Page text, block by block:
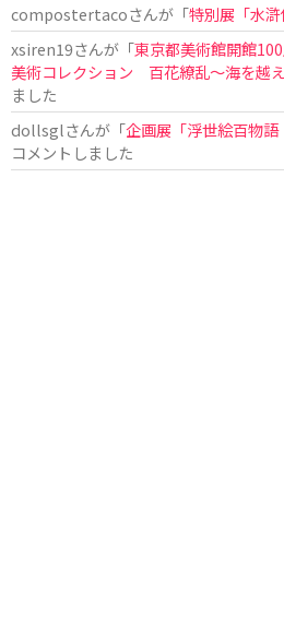
compostertacoさんが「特別展「水滸
xsiren19さんが「東京都美術館開館
美術コレクション 百花繚乱～海を越
ました
dollsglさんが「企画展「浮世絵百物
コメントしました